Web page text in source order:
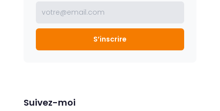
votre@email.com
S’inscrire
Suivez-moi